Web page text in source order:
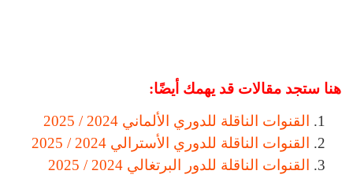
هنا ستجد مقالات قد يهمك أيضًا:
القنوات الناقلة للدوري الألماني 2024 / 2025
القنوات الناقلة للدوري الأسترالي 2024 / 2025
القنوات الناقلة للدور البرتغالي 2024 / 2025